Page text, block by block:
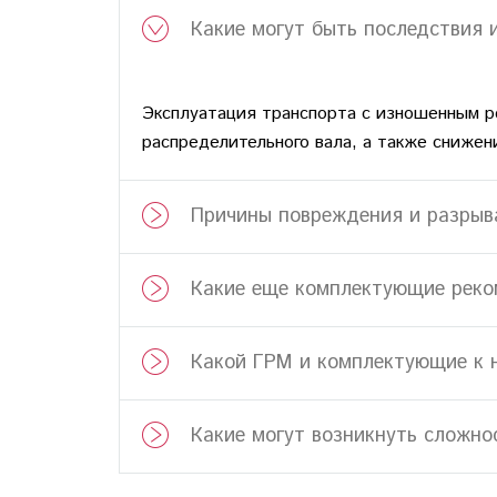
при этом не сильно увеличивается, зато
Осуществляем замену ремней ГРМ
других. Записаться на СТО можно по телефону
Замена ремня ГРМ:
Стоимость услуги варьируется в
обращайтесь по указанным контактам
ближайшее, комфортное для клиента, время.
В каких случаях требуется
Помимо естественного износа, ремень
неисправная помпа, неквалифицированно
Какие могут быть
Эксплуатация транспорта с изношенным
распределительного вала, а также
Причины повреждения и
Какие еще комплектующие
Какой ГРМ и комплектующие к
Какие могут возникнуть